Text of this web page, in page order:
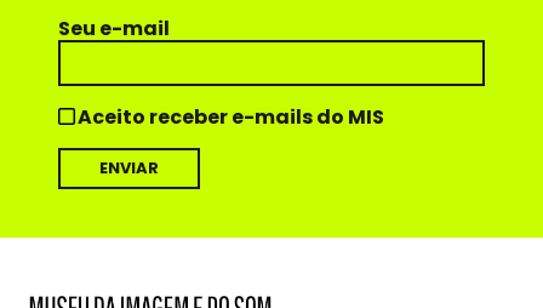
Seu e-mail
Aceito receber e-mails do MIS